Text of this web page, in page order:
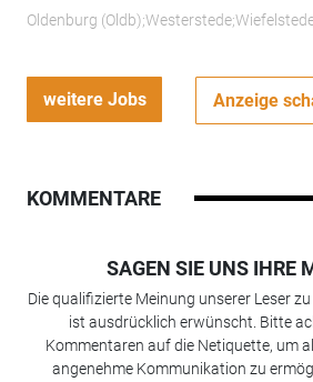
Oldenburg
weitere Jobs Anzeige
KOMMENTARE
SAGEN SIE UNS IHRE
Die qualifizierte Meinung unserer Leser
ist ausdrücklich erwünscht. Bitte
Kommentaren auf die Netiquette, um
angenehme Kommunikation zu